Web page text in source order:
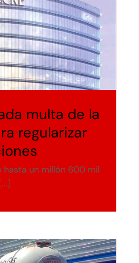
multa de la
regularizar
hasta un millón 600 mil